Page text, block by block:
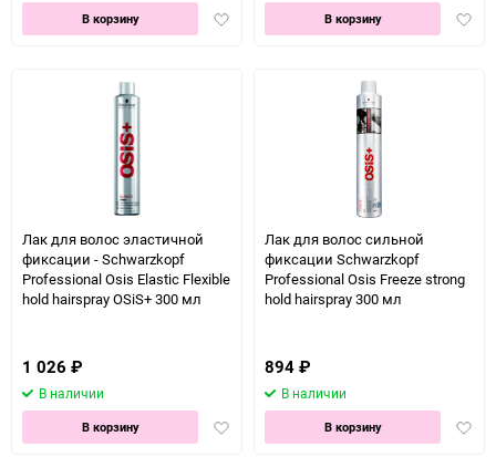
Добавить
В корзину В корзину
Лак для волос эластичной
фиксации - Schwarzkopf
Professional Osis Elastic Flexible
hold hairspray OSiS+ 300 мл
1 026 ₽
В наличии
Добавить
В корзину
Лак для волос сильной
фиксации Schwarzkopf
Professional Osis Freeze strong
hold hairspray 300 мл
894 ₽
В наличии
В корзину